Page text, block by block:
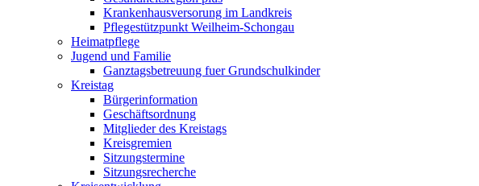
Krankenhausversorung im Landkreis
Pflegestützpunkt Weilheim-Schongau
Heimatpflege
Jugend und Familie
Ganztagsbetreuung fuer Grundschulkinder
Kreistag
Bürgerinformation
Geschäftsordnung
Mitglieder des Kreistags
Kreisgremien
Sitzungstermine
Sitzungsrecherche